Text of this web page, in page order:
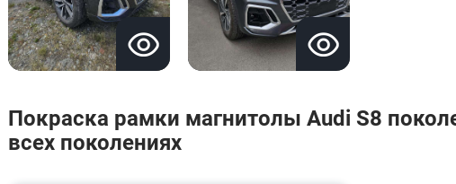
Покраска рамки магнитолы Audi S8
всех поколениях